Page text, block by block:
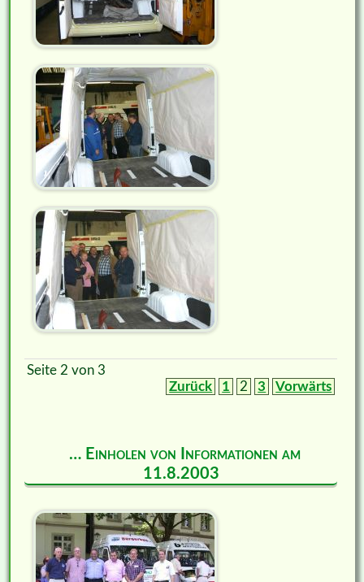
Seite 2 von 3
Zurück
1 2 3 Vorwärts
… Einholen von Informationen am
11.8.2003